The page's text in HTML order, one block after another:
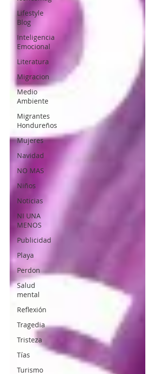
Lifestyle
Blog
Inteligencia
Emocional
Literatura
Migracion
Medio
Ambiente
Migrantes
Hondureños
Mujeres
Navidad
NO MAS
Niños
Noticias
NI UNA
MENOS
Publicidad
Playa
Perdon
Salud
mental
Reflexión
Tragedia
Tristeza
Tías
Turismo